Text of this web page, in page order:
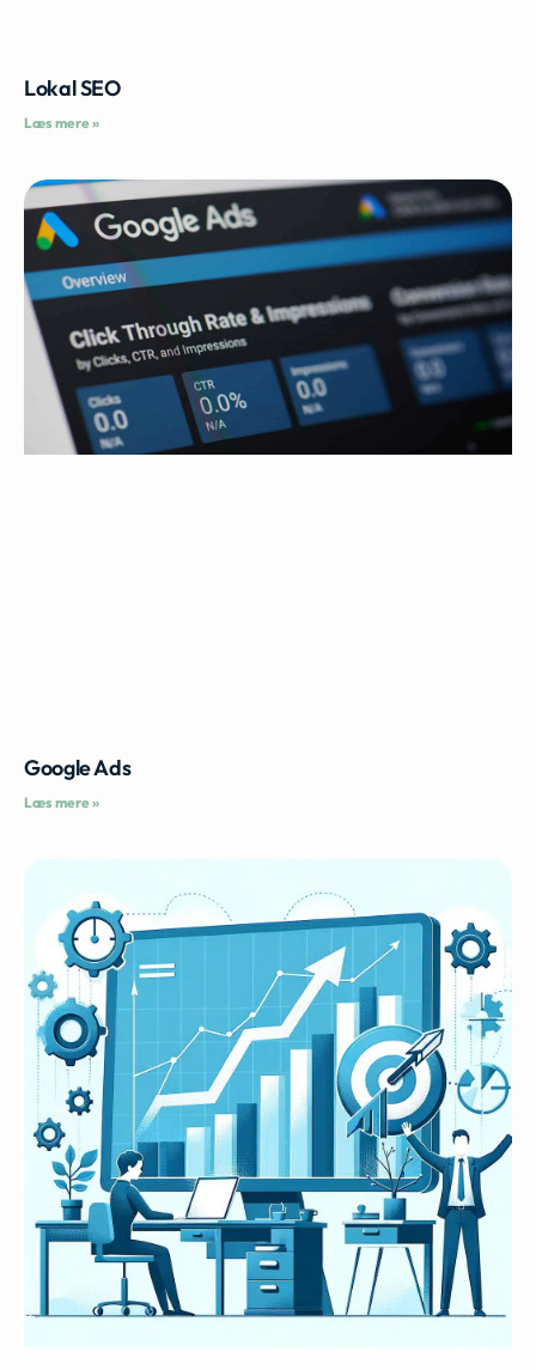
Lokal SEO
Læs mere »
Google Ads
Læs mere »